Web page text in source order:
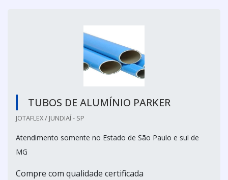
TUBOS DE ALUMÍNIO PARKER
JOTAFLEX / JUNDIAÍ - SP
Atendimento somente no Estado de São Paulo e sul de
MG
Compre com qualidade certificada